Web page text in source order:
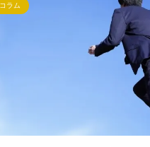
ラム